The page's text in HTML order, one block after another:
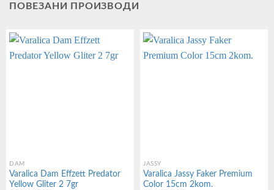
ПОВЕЗАНИ ПРОИЗВОДИ
DAM
Varalica Dam Effzett Predator
Yellow Gliter 2 7gr
JASSY
Varalica Jassy Faker Premium
Color 15cm 2kom.